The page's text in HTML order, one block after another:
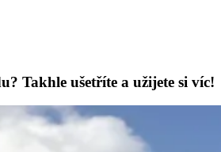
Takhle ušetříte a užijete si víc!